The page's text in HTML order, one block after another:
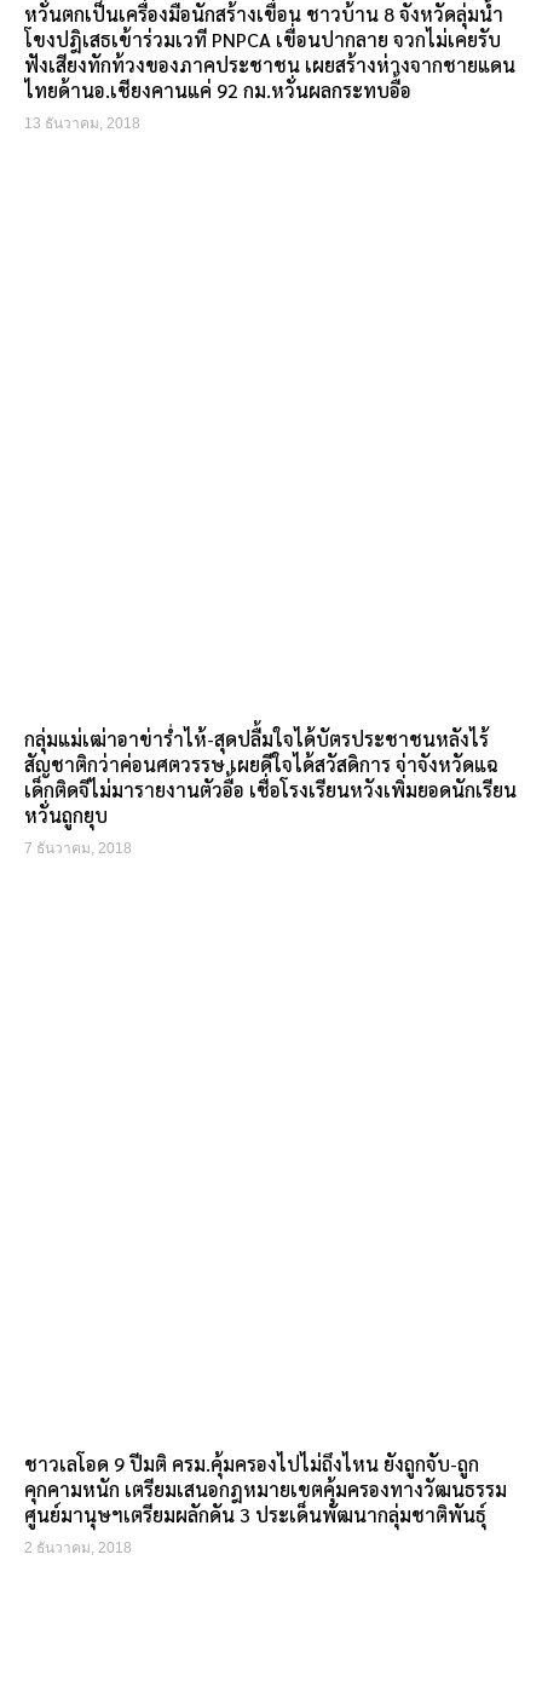
หวั่นตกเป็นเครื่องมือนักสร้างเขื่อน ชาวบ้าน 8 จังหวัดลุ่มน้ำ
โขงปฎิเสธเข้าร่วมเวที PNPCA เขื่อนปากลาย จวกไม่เคยรับ
ฟังเสียงทักท้วงของภาคประชาชน เผยสร้างห่างจากชายแดน
ไทยด้านอ.เชียงคานแค่ 92 กม.หวั่นผลกระทบอื้อ
13 ธันวาคม, 2018
กลุ่มแม่เฒ่าอาข่าร่ำไห้-สุดปลื้มใจได้บัตรประชาชนหลังไร้
สัญชาติกว่าค่อนศตวรรษ เผยดีใจได้สวัสดิการ จ่าจังหวัดแฉ
เด็กติดจีไม่มารายงานตัวอื้อ เชื่อโรงเรียนหวังเพิ่มยอดนักเรียน
หวั่นถูกยุบ
7 ธันวาคม, 2018
ชาวเลโอด 9 ปีมติ ครม.คุ้มครองไปไม่ถึงไหน ยังถูกจับ-ถูก
คุกคามหนัก เตรียมเสนอกฎหมายเขตคุ้มครองทางวัฒนธรรม
ศูนย์มานุษฯเตรียมผลักดัน 3 ประเด็นพัฒนากลุ่มชาติพันธุ์
2 ธันวาคม, 2018